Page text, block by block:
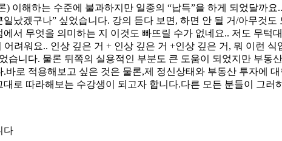
) 이해하는 수준에 불과하지만 일종의 “납득”을 하게 되었달까
일났겠구나” 싶었습니다. 강의 듣다 보면, 하면 안 될 거/아무것
서 무엇을 의미하는 지 이것도 빠뜨릴 수가 없네요.. 저도 무턱
려워요.. 인상 깊은 거 + 인상 깊은 거 +인상 깊은 거, 뭐 이런
습니다. 물론 뒤쪽의 실용적인 부분도 큰 도움이 되었지만 부
바로 적용해보고 싶은 것은 물론,제 정신상태와 부동산 투자에
로 따라해보는 수강생이 되고자 합니다.다른 모든 분들이 그
다